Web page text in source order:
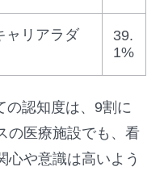
ャリアラダ
39.
1%
の認知度は、9割に
の医療施設でも、看
心や意識は高いよう